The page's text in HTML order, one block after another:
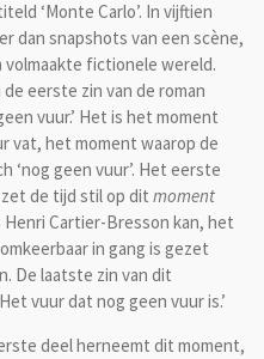
‘Monte Carlo’. In vijftien
dan snapshots van een scène,
fictionele wereld.
eerste zin van de roman
vuur.’ Het is het moment
vat, het moment waarop de
‘nog geen vuur’. Het eerste
de tijd stil op dit moment
Cartier-Bresson kan, het
in gang is gezet
De laatste zin van dit
vuur dat nog geen vuur is.’
deel herneemt dit moment,